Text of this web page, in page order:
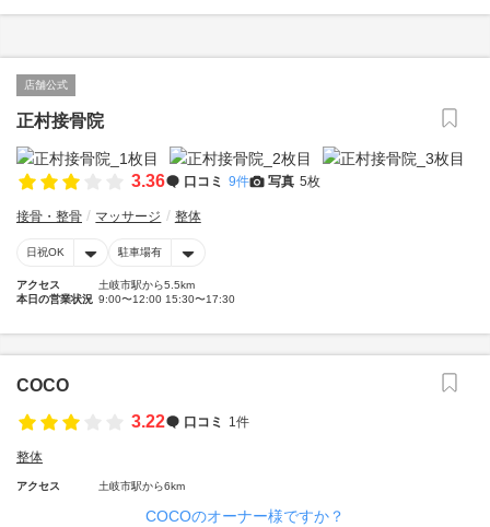
店舗公式
正村接骨院
3.36 口コミ 9件 写真 5枚
接骨・整骨 マッサージ 整体
日祝OK 駐車場有
アクセス
土岐市駅から5.5km
本日の営業状況 9:00〜12:00 15:30〜17:30
COCO
3.22
口コミ 1件
整体
アクセス 土岐市駅から6km
COCOのオーナー様ですか？